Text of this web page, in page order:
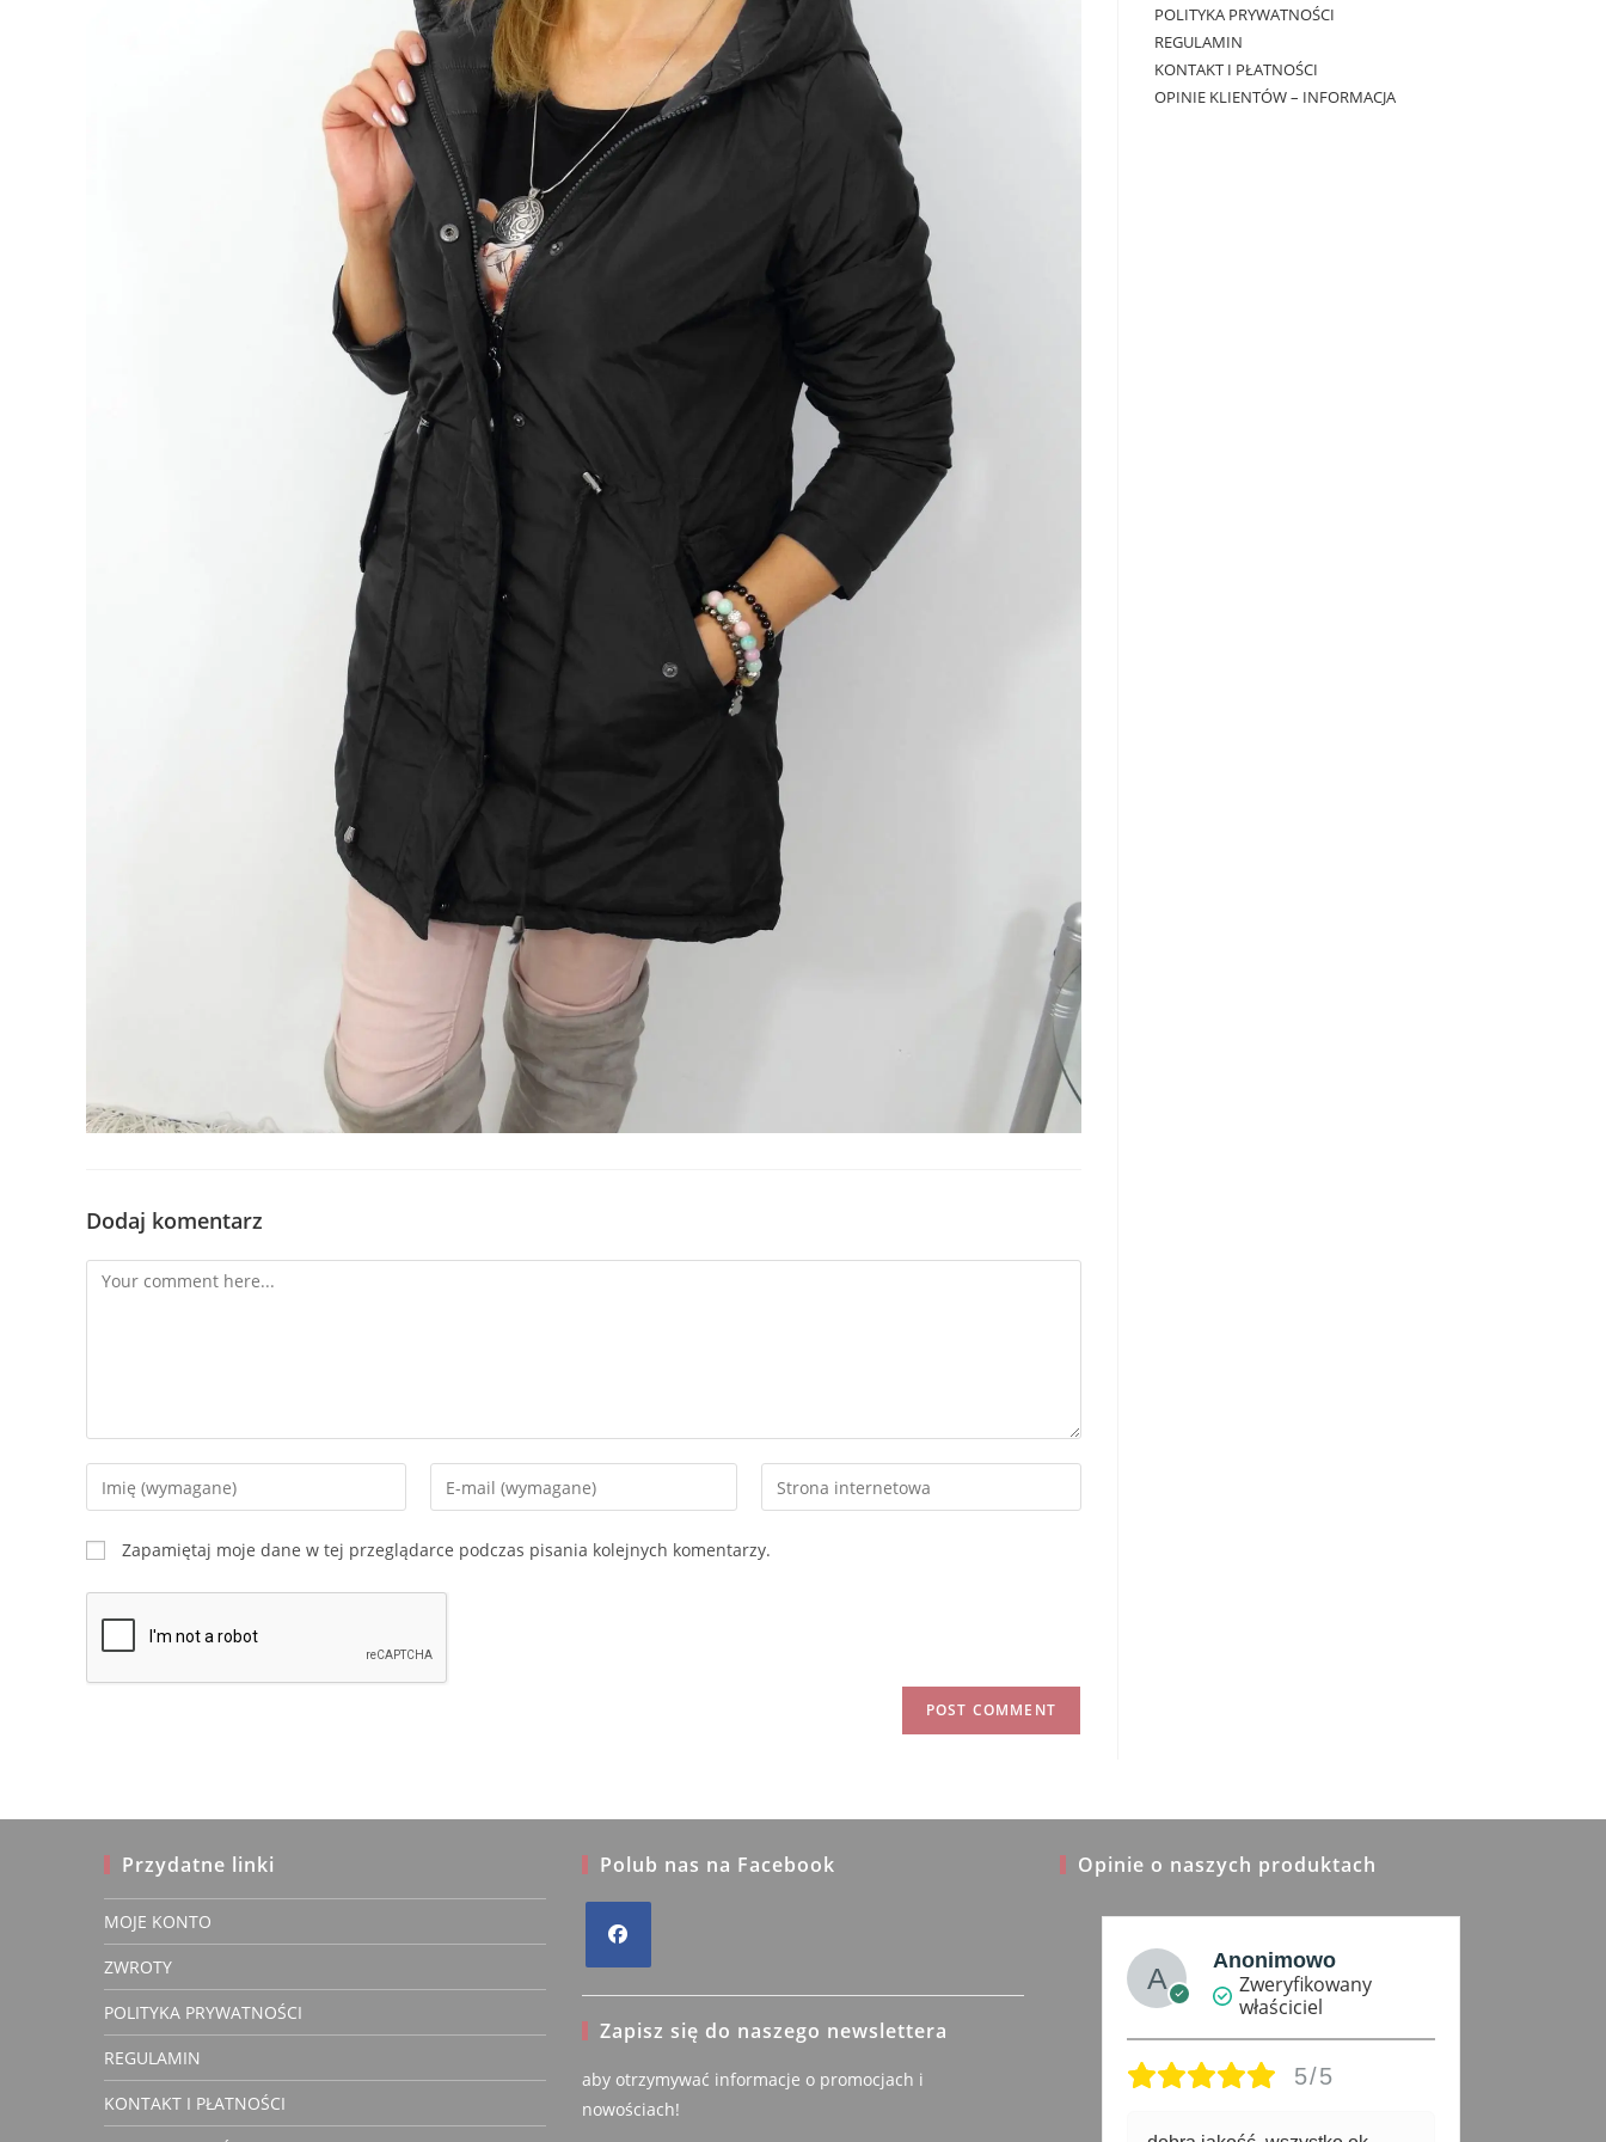
Dodaj komentarz
Comment
Enter
your
name
or
username
comment
Enter
your
address
to
Enter
your
URL
Zapamiętaj moje dane w tej przeglądarce podczas pisania kolejnych komentarzy.
POLITYKA PRYWATNOŚCI
REGULAMIN
KONTAKT I PŁATNOŚCI
OPINIE KLIENTÓW – INFORMACJA
Przydatne linki
MOJE KONTO
ZWROTY
POLITYKA PRYWATNOŚCI
REGULAMIN
KONTAKT I PŁATNOŚCI
Polub nas na Facebook
a
new
tab
Zapisz się do naszego newslettera
aby otrzymywać informacje o promocjach i
nowościach!
Opinie o naszych produktach
kasienkanaklo
Zweryfikowany
5/5
właściciel
Anonimowo
Zweryfikowany
właściciel
5/5